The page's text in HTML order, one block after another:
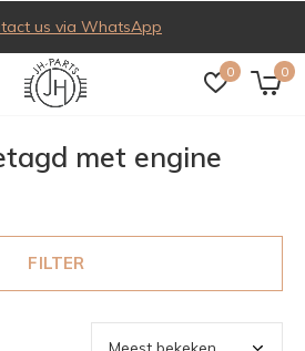
0 0
us via WhatsApp
met engine
FILTER